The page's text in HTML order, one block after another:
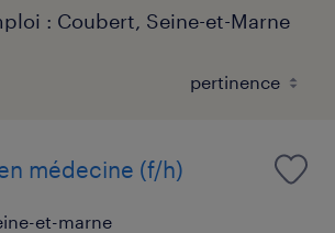
: Coubert, Seine-et-Marne
médecine (f/h)
et-marne